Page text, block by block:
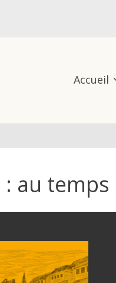
Accueil
au temps